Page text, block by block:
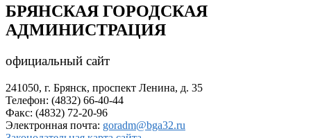
БРЯНСКАЯ ГОРОДСКАЯ
АДМИНИСТРАЦИЯ
официальный сайт
241050, г. Брянск, проспект Ленина, д. 35
Телефон: (4832) 66-40-44
Факс: (4832) 72-20-96
Электронная почта: goradm@bga32.ru